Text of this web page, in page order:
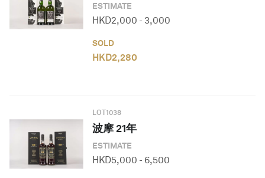
ESTIMATE
HKD2,000 - 3,000
SOLD
HKD2,280
LOT1038
波摩 21年
ESTIMATE
HKD5,000 - 6,500